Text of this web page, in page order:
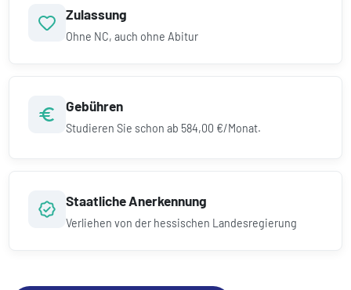
Zulassung
Ohne NC, auch ohne Abitur
Gebühren
Studieren Sie schon ab 584,00 €/Monat.
Staatliche Anerkennung
Verliehen von der hessischen Landesregierung